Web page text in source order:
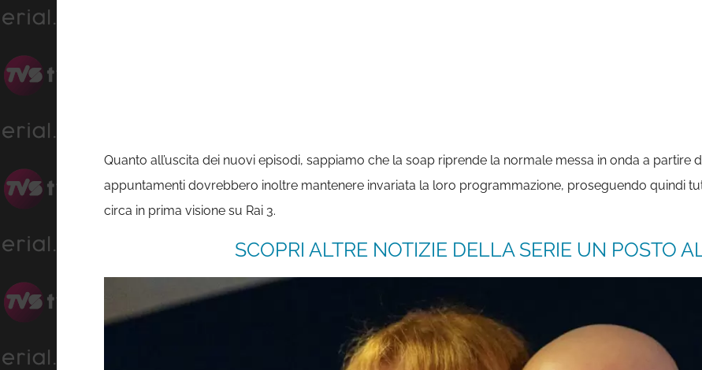
Quanto all’uscita dei nuovi episodi, sappiamo che la soap riprende la normale messa in onda a partire
appuntamenti dovrebbero inoltre mantenere invariata la loro programmazione, proseguendo quindi
circa in prima visione su Rai 3.
SCOPRI ALTRE NOTIZIE DELLA SERIE UN POSTO